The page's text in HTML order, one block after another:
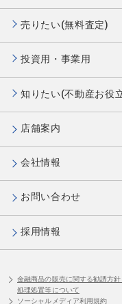
売りたい(無料査定)
投資用・事業用
知りたい(不動産お役
店舗案内
会社情報
お問い合わせ
採用情報
金融商品の販売に関する勧誘方
処理処置等について
ソーシャルメディア利用規約